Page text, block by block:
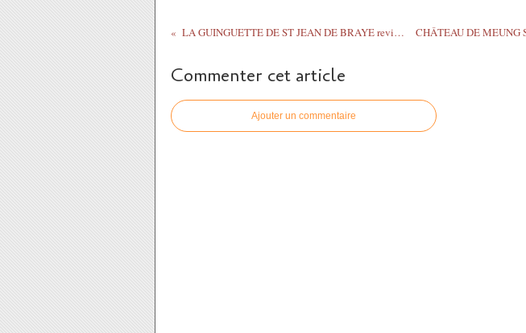
LA GUINGUETTE DE ST JEAN DE BRAYE revient le 26 juin – Découvrez le PROGRAMME jusqu’au 22 août 2020 - GRATUIT
Commenter cet article
Ajouter un commentaire